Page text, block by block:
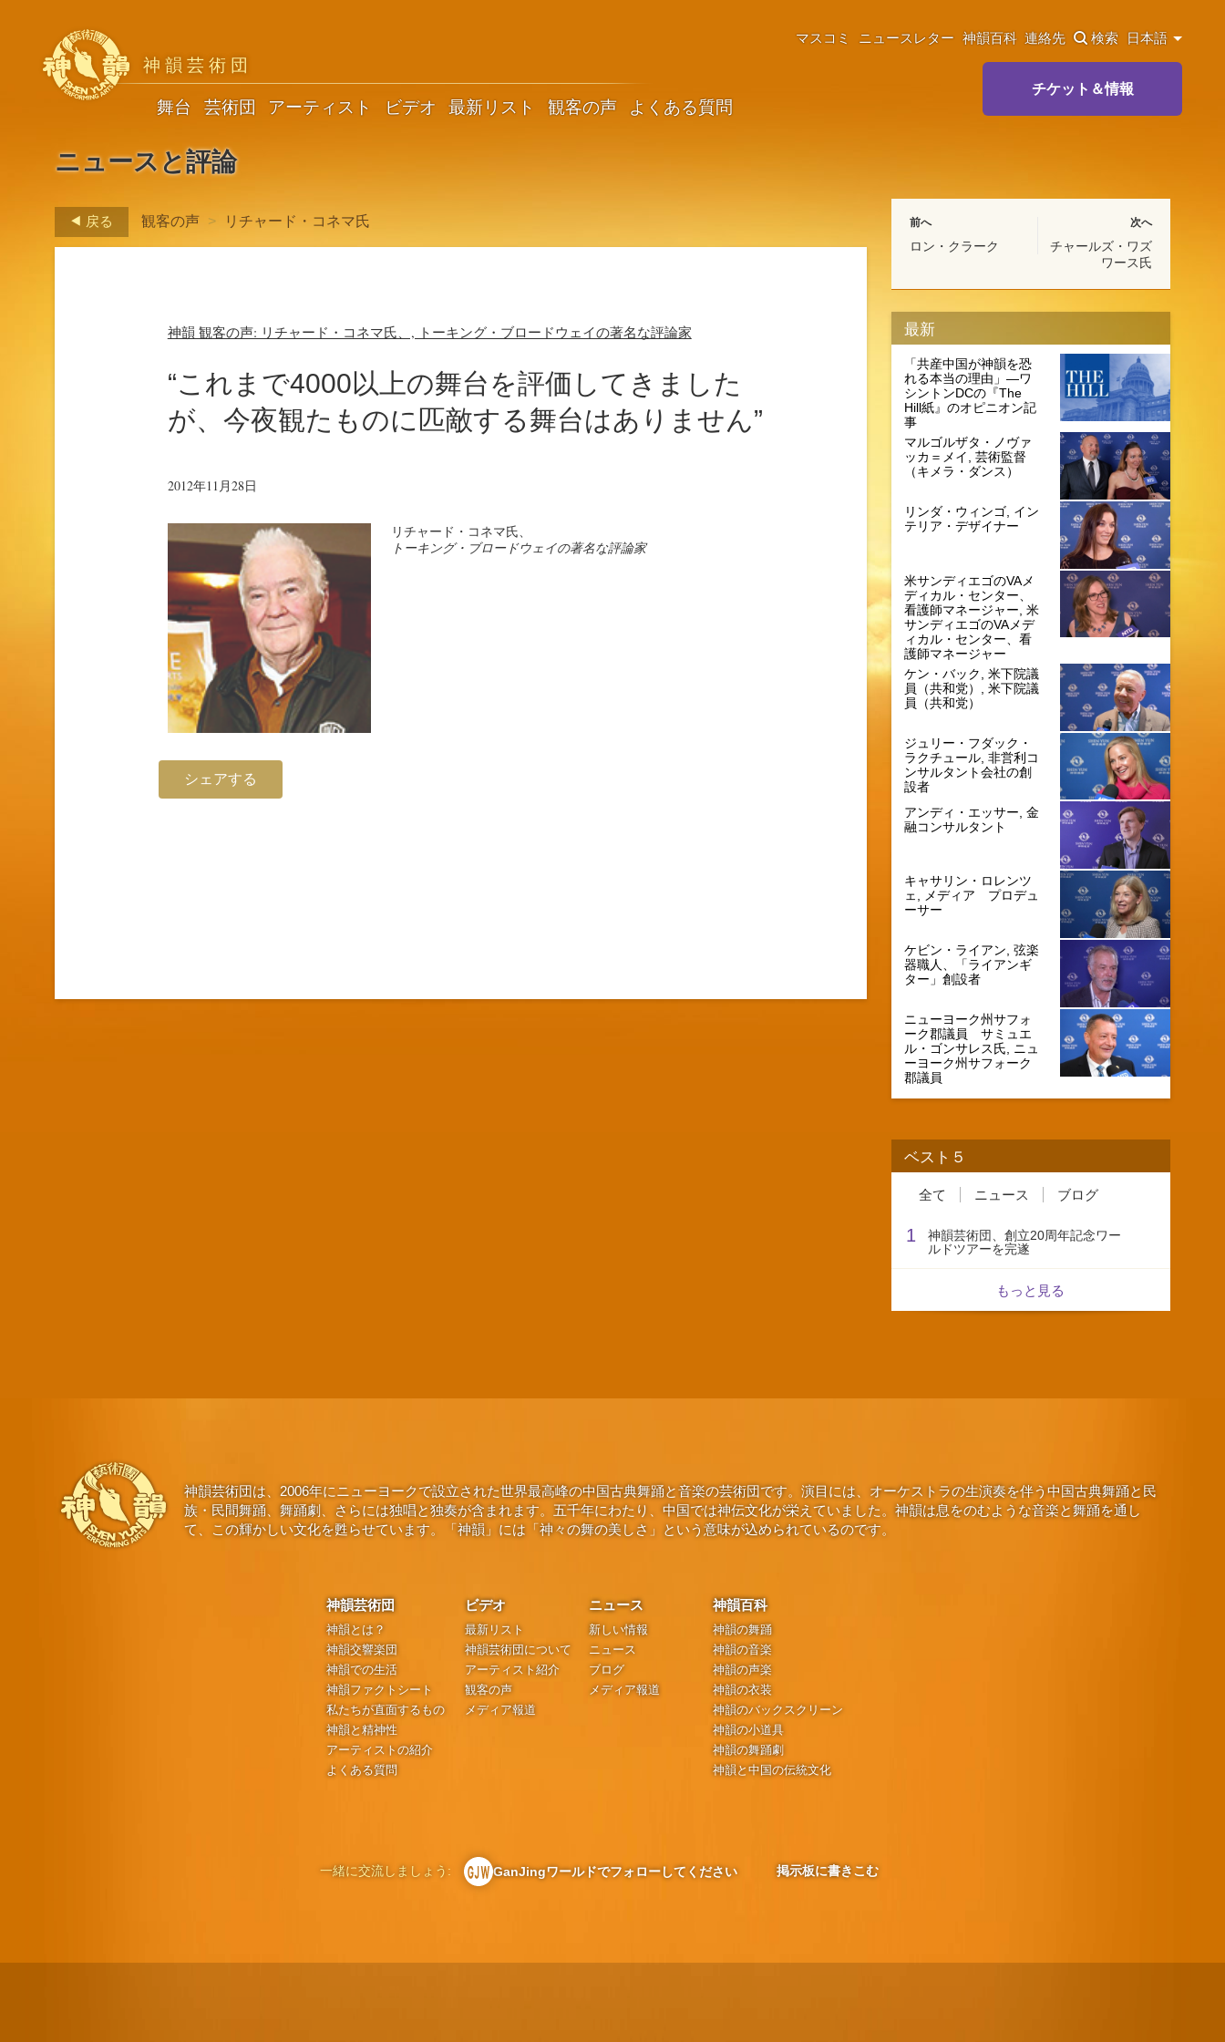
神韻芸術団
舞台 芸術団 アーティスト ビデオ 最新リスト 観客の声 よくある質問
マスコミ ニュースレター 神韻百科 連絡先 検索 日本語
チケット＆情報
ニュースと評論
戻る 観客の声 > リチャード・コネマ氏
神韻 観客の声: リチャード・コネマ氏、, トーキング・ブロードウェイの著名な評論家
“これまで4000以上の舞台を評価してきました
が、今夜観たものに匹敵する舞台はありません”
2012年11月28日
リチャード・コネマ氏、
トーキング・ブロードウェイの著名な評論家
シェアする
前へ
ロン・クラーク
次へ
チャールズ・ワズ
ワース氏
最新
「共産中国が神韻を恐
れる本当の理由」―ワ
シントンDCの『The
Hill紙』のオピニオン記
事
マルゴルザタ・ノヴァ
ッカ＝メイ, 芸術監督
（キメラ・ダンス）
リンダ・ウィンゴ, イン
テリア・デザイナー
米サンディエゴのVAメ
ディカル・センター、
看護師マネージャー, 米
サンディエゴのVAメデ
ィカル・センター、看
護師マネージャー
ケン・バック, 米下院議
員（共和党）, 米下院議
員（共和党）
ジュリー・フダック・
ラクチュール, 非営利コ
ンサルタント会社の創
設者
アンディ・エッサー, 金
融コンサルタント
キャサリン・ロレンツ
ェ, メディア プロデュ
ーサー
ケビン・ライアン, 弦楽
器職人、「ライアンギ
ター」創設者
ニューヨーク州サフォ
ーク郡議員 サミュエ
ル・ゴンサレス氏, ニュ
ーヨーク州サフォーク
郡議員
ベスト５
全て ニュース ブログ
1
神韻芸術団、創立20周年記念ワー
ルドツアーを完遂
もっと見る
神韻芸術団は、2006年にニューヨークで設立された世界最高峰の中国古典舞踊と音楽の芸術団です。演目には、オーケストラの生演奏を伴う中国古典舞踊と民
族・民間舞踊、舞踊劇、さらには独唱と独奏が含まれます。五千年にわたり、中国では神伝文化が栄えていました。神韻は息をのむような音楽と舞踊を通し
て、この輝かしい文化を甦らせています。「神韻」には「神々の舞の美しさ」という意味が込められているのです。
神韻芸術団
神韻とは？
神韻交響楽団
神韻での生活
神韻ファクトシート
私たちが直面するもの
神韻と精神性
アーティストの紹介
よくある質問
ビデオ
最新リスト
神韻芸術団について
アーティスト紹介
観客の声
メディア報道
ニュース
新しい情報
ニュース
ブログ
メディア報道
神韻百科
神韻の舞踊
神韻の音楽
神韻の声楽
神韻の衣装
神韻のバックスクリーン
神韻の小道具
神韻の舞踊劇
神韻と中国の伝統文化
一緒に交流しましょう: GanJingワールドでフォローしてください 掲示板に書きこむ